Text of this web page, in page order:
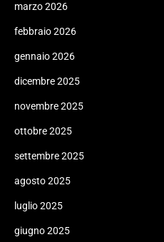
marzo 2026
febbraio 2026
gennaio 2026
dicembre 2025
novembre 2025
ottobre 2025
settembre 2025
agosto 2025
luglio 2025
giugno 2025